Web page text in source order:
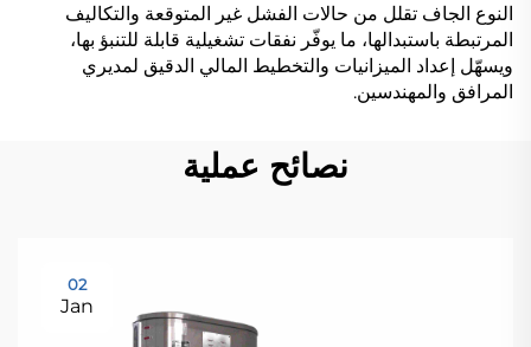
النوع الجاف تقلل من حالات الفشل غير المتوقعة والتكاليف
المرتبطة باستبدالها، ما يوفّر نفقات تشغيلية قابلة للتنبؤ بها،
ويسهّل إعداد الميزانيات والتخطيط المالي الدقيق لمديري
المرافق والمهندسين.
نصائح عملية
02
Jan